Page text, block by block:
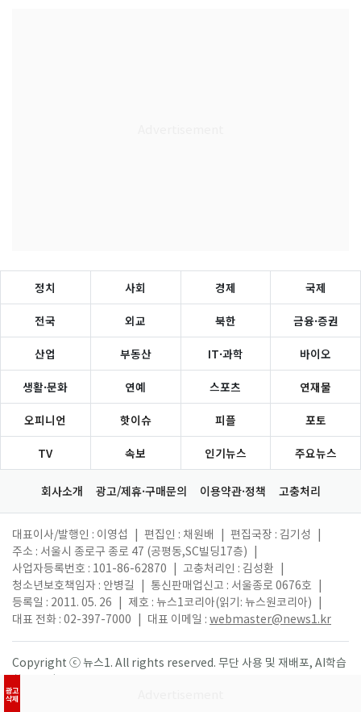
광고
삭제
정치 사회 경제 국제
전국 외교 북한 금융·증권
산업 부동산 IT·과학 바이오
생활·문화 연예 스포츠 연재물
오피니언 핫이슈 피플 포토
TV 속보 인기뉴스 주요뉴스
회사소개 광고/제휴·구매문의 이용약관·정책 고충처리
대표이사/발행인 : 이영섭 편집인 : 채원배 편집국장 : 김기성
주소 : 서울시 종로구 종로 47 (공평동,SC빌딩17층)
사업자등록번호 : 101-86-62870
고충처리인 : 김성환
청소년보호책임자 : 안병길
통신판매업신고 : 서울종로 0676호
등록일 : 2011. 05. 26
제호 : 뉴스1코리아(읽기: 뉴스원코리아)
대표 전화 : 02-397-7000
대표 이메일 : webmaster@news1.kr
Copyright ⓒ 뉴스1. All rights reserved. 무단 사용 및 재배포, AI학습
활용 금지.